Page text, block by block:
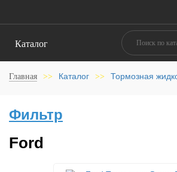
Каталог
Главная >> Каталог >> Тормозная
Фильтр
Ford